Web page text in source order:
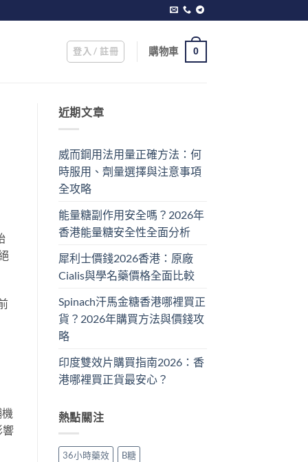
登入 / 註冊 購物車 0
響
近期文章
威而鋼用法用量正確方法：何
時服用、劑量選擇與注意事項
全攻略
能量糖副作用安全嗎？2026年
香港能量糖安全性全面分析
犀利士價錢2026香港：原廠
Cialis與學名藥價格全面比較
Spinach汗馬金糖香港哪裡買正
貨？2026年購買方法與價錢攻
略
印度雙效片購買指南2026：香
港哪裡買正貨最安心？
熱點關注
36小時藥效
B糖